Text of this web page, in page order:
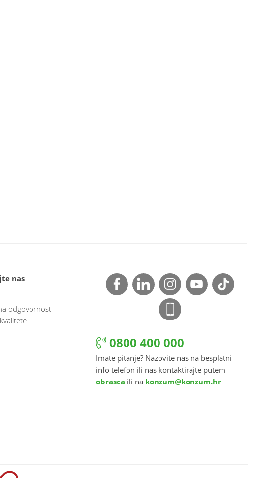
nas
odgovornost
0800 400 000
Imate pitanje? Nazovite nas na besplatni
info telefon ili nas kontaktirajte putem
obrasca ili na konzum@konzum.hr.